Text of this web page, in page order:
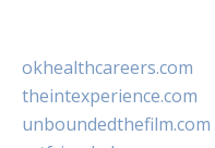
okhealthcareers.com
theintexperience.com
unboundedthefilm.com